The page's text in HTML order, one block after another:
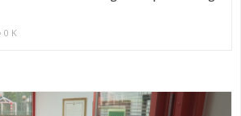
0 K